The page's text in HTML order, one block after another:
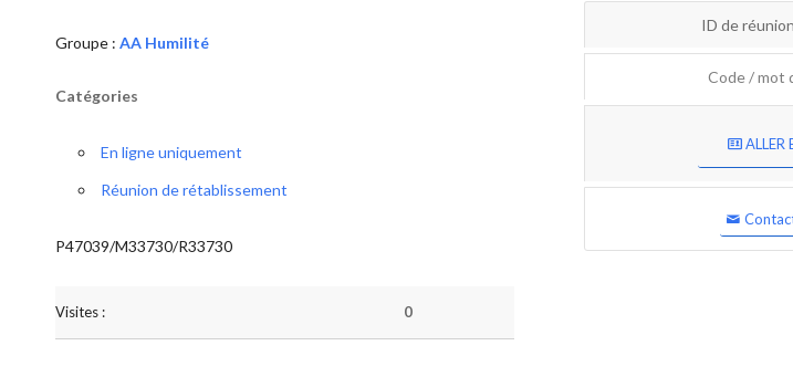
Groupe : AA Humilité
Catégories
En ligne uniquement
Réunion de rétablissement
P47039/M33730/R33730
Visites : 0
ID de
Code / mot
ALLER